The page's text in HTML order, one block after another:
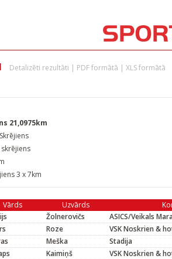
Detalizēti rezultāti | PDF formātā | XLS formātā
21,0975km
3 x 7km
Vārds Uzvārds
Žolnerovičs
ASICS/Veikals
Roze
VSK Noskrien &
Meška
Stadija
Kaimiņš
VSK Noskrien &